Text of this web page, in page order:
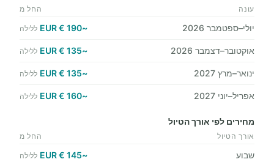
עונה החל מ
יולי–ספטמבר 2026 ~190 € EUR ללילה
אוקטובר–דצמבר 2026 ~135 € EUR ללילה
ינואר–מרץ 2027 ~135 € EUR ללילה
אפריל–יוני 2027 ~160 € EUR ללילה
מחירים לפי אורך הטיול
אורך הטיול החל מ
שבוע ~145 € EUR ללילה